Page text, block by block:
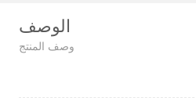
الوصف
وصف المنتج